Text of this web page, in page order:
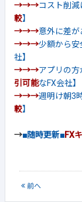
→→→コスト削
較】
→→→意外に差
→→→少額から安
社】
→→→アプリの
引可能なFX会社】
→→→週明け朝3
較】
→■随時更新■FX
前へ